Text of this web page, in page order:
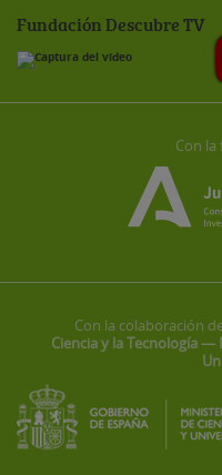
Fundación Descubre TV
Con la
Con la colaboración
Ciencia y la Tecnología